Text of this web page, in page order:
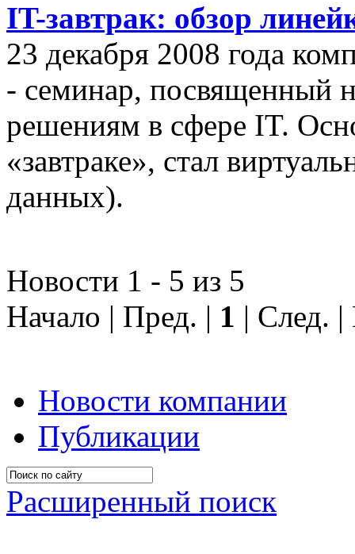
IT-завтрак: обзор
23 декабря 2008 года
- семинар, посвященный
решениям в сфере IT.
«завтраке», стал
данных).
Новости 1 - 5 из 5
Начало | Пред. | 1 | След.
Новости компании
Публикации
Расширенный поиск